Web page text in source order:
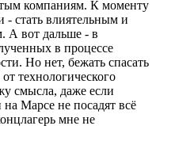
компаниям. К моменту
- стать влиятельным и
А вот дальше - в
в процессе
Но нет, бежать спасать
технологического
смысла, даже если
Марсе не посадят всё
мне не